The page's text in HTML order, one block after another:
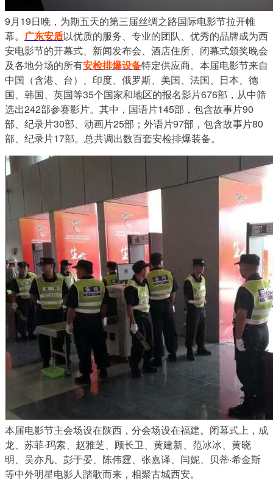
9月19日晚，为期五天的第三届丝绸之路国际电影节拉开帷
幕。 广东安盾以优质的服务、专业的团队、优秀的品牌成为西
安电影节的开幕式、新闻发布会、酒店住所、闭幕式颁奖晚会
及各地分场的所有安检排爆设备特定供应商。本届电影节来自
中国（含港、台）、印度、俄罗斯、美国、法国、日本、德
国、韩国、英国等35个国家和地区的报名影片676部，从中筛
选出242部参赛影片。其中，国语片145部，包含故事片90
部、纪录片30部、动画片25部；外语片97部，包含故事片80
部、纪录片17部。总共调出数百套安检排爆装备。
本届电影节主会场设在陕西，分会场设在福建。闭幕式上，成
龙、苏菲·玛索、赵雅芝、顾长卫、黄建新、范冰冰、黄晓
明、吴亦凡、彭于晏、陈伟霆、张嘉译、闫妮、贝蒂·希金斯
等中外明星电影人踏歌而来，相聚古城西安。